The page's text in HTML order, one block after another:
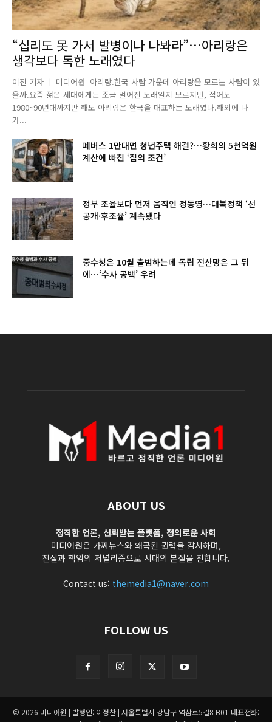
“십리도 못 가서 발병이나 나봐라”…아리랑은
생각보다 독한 노래였다
이진 기자 ㅣ 미디어원 아리랑.한국 사람 가운데 아리랑을 모르는 사람이 있
을까.요즘 젊은 세대에게는 조금 멀어진 노래일지 모르지만, 적어도
1980~90년대까지만 해도 아리랑은 한국을 대표하는 노래였다.해외에 나
가...
폐버스 1만대면 청년주택 해결?…황희의 5천억원
계산에 빠진 ‘집의 조건’
정부 조율보다 먼저 움직인 정동영…대북정책 ‘선
공개·후조율’ 계속됐다
중수청은 10월 출범하는데 독립 전산망은 그 뒤
에…‘수사 공백’ 우려
ABOUT US
정직한 언론, 신뢰받는 플랫폼, 정의로운 사회
미디어원은 가짜뉴스와 왜곡된 권력을 감시하며,
진실과 책임의 저널리즘으로 시대의 본질을 전합니다.
Contact us: themedia1@naver.com
FOLLOW US
© 2026 미디어원 | 발행인: 이정찬 | 서울특별시 강남구 역삼로5길8 B01 대표전화: